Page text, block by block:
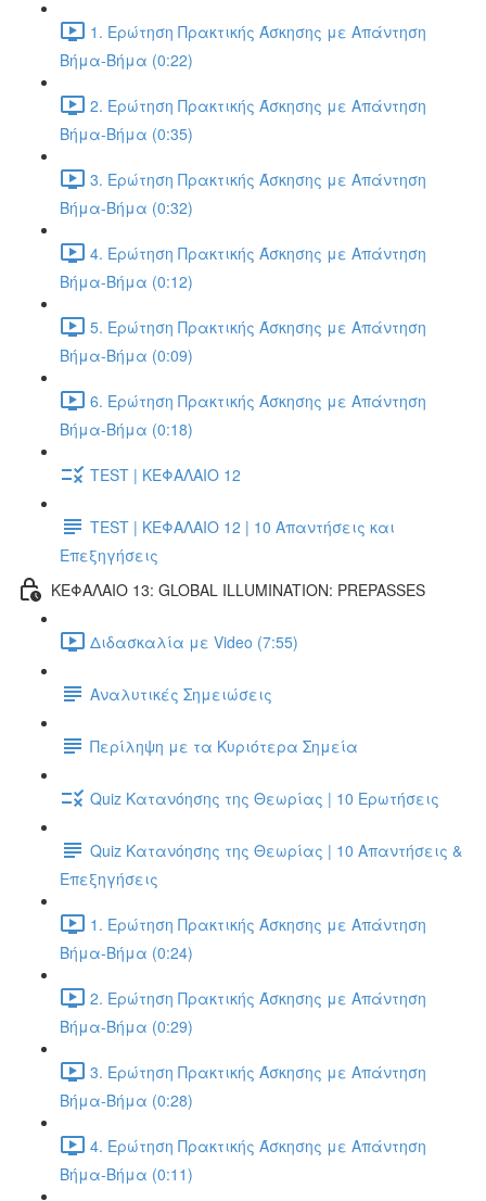
1. Ερώτηση Πρακτικής Άσκησης με Απάντηση
Βήμα-Βήμα (0:22)
2. Ερώτηση Πρακτικής Άσκησης με Απάντηση
Βήμα-Βήμα (0:35)
3. Ερώτηση Πρακτικής Άσκησης με Απάντηση
Βήμα-Βήμα (0:32)
4. Ερώτηση Πρακτικής Άσκησης με Απάντηση
Βήμα-Βήμα (0:12)
5. Ερώτηση Πρακτικής Άσκησης με Απάντηση
Βήμα-Βήμα (0:09)
6. Ερώτηση Πρακτικής Άσκησης με Απάντηση
Βήμα-Βήμα (0:18)
TEST | ΚΕΦΑΛΑΙΟ 12
TEST | ΚΕΦΑΛΑΙΟ 12 | 10 Απαντήσεις και
Επεξηγήσεις
ΚΕΦΑΛΑΙΟ 13: GLOBAL ILLUMINATION: PREPASSES
Διδασκαλία με Video (7:55)
Αναλυτικές Σημειώσεις
Περίληψη με τα Κυριότερα Σημεία
Quiz Κατανόησης της Θεωρίας | 10 Ερωτήσεις
Quiz Κατανόησης της Θεωρίας | 10 Απαντήσεις &
Επεξηγήσεις
1. Ερώτηση Πρακτικής Άσκησης με Απάντηση
Βήμα-Βήμα (0:24)
2. Ερώτηση Πρακτικής Άσκησης με Απάντηση
Βήμα-Βήμα (0:29)
3. Ερώτηση Πρακτικής Άσκησης με Απάντηση
Βήμα-Βήμα (0:28)
4. Ερώτηση Πρακτικής Άσκησης με Απάντηση
Βήμα-Βήμα (0:11)